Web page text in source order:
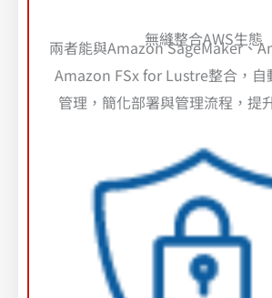
無縫整合AWS生態
兩者能與Amazon SageMaker、
Amazon FSx for Lustre整合，自
管理，簡化部署與管理流程，提